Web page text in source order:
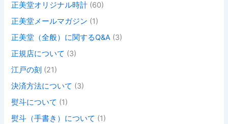
正美堂オリジナル時計 (60)
正美堂メールマガジン (1)
正美堂（全般）に関するQ&A (3)
正規店について (3)
江戸の刻 (21)
決済方法について (3)
熨斗について (1)
熨斗（手書き）について (1)